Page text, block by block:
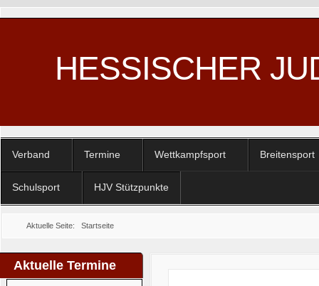
HESSISCHER
Verband Termine Wettkampfsport Breitensport
Schulsport HJV Stützpunkte
Aktuelle Seite: Startseite
Aktuelle Termine